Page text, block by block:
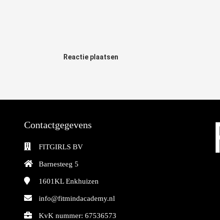
Reactie plaatsen
Contactgegevens
FITGIRLS BV
Barnesteeg 5
1601KLEnkhuizen
info@fitmindacademy.nl
KvK nummer: 67536573